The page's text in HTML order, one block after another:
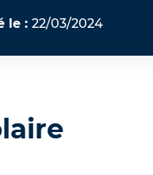
le : 22/03/2024